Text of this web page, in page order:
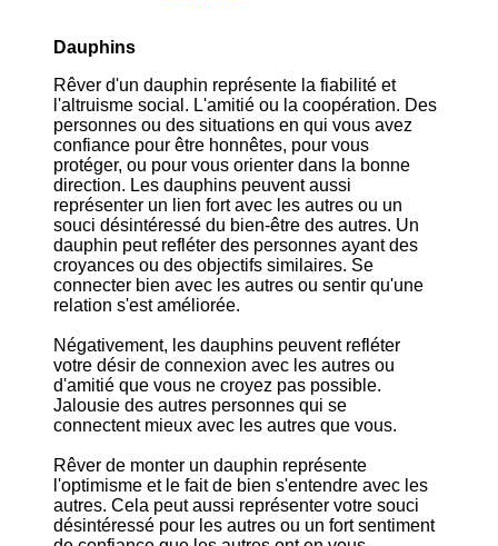
Dauphins
Rêver d'un dauphin représente la fiabilité et
l'altruisme social. L'amitié ou la coopération. Des
personnes ou des situations en qui vous avez
confiance pour être honnêtes, pour vous
protéger, ou pour vous orienter dans la bonne
direction. Les dauphins peuvent aussi
représenter un lien fort avec les autres ou un
souci désintéressé du bien-être des autres. Un
dauphin peut refléter des personnes ayant des
croyances ou des objectifs similaires. Se
connecter bien avec les autres ou sentir qu'une
relation s'est améliorée.
Négativement, les dauphins peuvent refléter
votre désir de connexion avec les autres ou
d'amitié que vous ne croyez pas possible.
Jalousie des autres personnes qui se
connectent mieux avec les autres que vous.
Rêver de monter un dauphin représente
l'optimisme et le fait de bien s'entendre avec les
autres. Cela peut aussi représenter votre souci
désintéressé pour les autres ou un fort sentiment